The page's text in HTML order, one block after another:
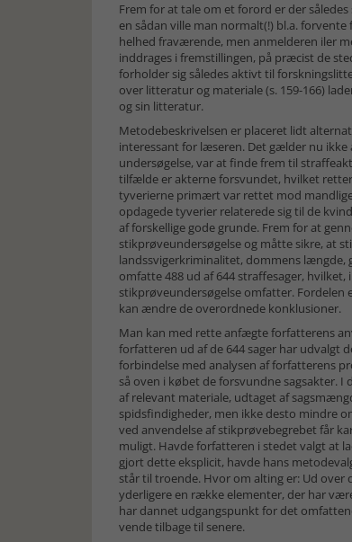
Frem for at tale om et forord er der
en sådan ville man normalt(!) bl.a.
helhed fraværende, men anmelderen iler
inddrages i fremstillingen, på præcist de
forholder sig således aktivt til
over litteratur og materiale (s. 159-166)
og sin litteratur.
Metodebeskrivelsen er placeret lidt
interessant for læseren. Det gælder nu
undersøgelse, var at finde frem til
tilfælde er akterne forsvundet, hvilket
tyverierne primært var rettet mod mandlige
opdagede tyverier relaterede sig til de
af forskellige gode grunde. Frem for at
stikprøveundersøgelse og måtte sikre, at
landssvigerkriminalitet, dommens længde,
omfatte 488 ud af 644 straffesager,
stikprøveundersøgelse omfatter. Fordelen
kan ændre de overordnede konklusioner.
Man kan med rette anfægte forfatterens
forfatteren ud af de 644 sager har udvalgt
forbindelse med analysen af forfatterens
så oven i købet de forsvundne sagsakter.
af relevant materiale, udtaget af
spidsfindigheder, men ikke desto mindre
ved anvendelse af stikprøvebegrebet får
muligt. Havde forfatteren i stedet valgt at
gjort dette eksplicit, havde hans
står til troende. Hvor om alting er: Ud
yderligere en række elementer, der har
har dannet udgangspunkt for det
vende tilbage til senere.